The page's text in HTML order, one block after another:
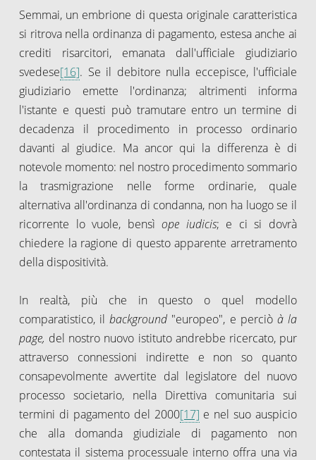
Semmai, un embrione di questa originale caratteristica
si ritrova nella ordinanza di pagamento, estesa anche ai
crediti risarcitori, emanata dall'ufficiale giudiziario
svedese[16]. Se il debitore nulla eccepisce, l'ufficiale
giudiziario emette l'ordinanza; altrimenti informa
l'istante e questi può tramutare entro un termine di
decadenza il procedimento in processo ordinario
davanti al giudice. Ma ancor qui la differenza è di
notevole momento: nel nostro procedimento sommario
la trasmigrazione nelle forme ordinarie, quale
alternativa all'ordinanza di condanna, non ha luogo se il
ricorrente lo vuole, bensìope iudicis; e ci si dovrà
chiedere la ragione di questo apparente arretramento
della dispositività.
In realtà, più che in questo o quel modello
comparatistico, ilbackground"europeo", e perciò à la
page, del nostro nuovo istituto andrebbe ricercato, pur
attraverso connessioni indirette e non so quanto
consapevolmente avvertite dal legislatore del nuovo
processo societario, nella Direttiva comunitaria sui
termini di pagamento del 2000[17] e nel suo auspicio
che alla domanda giudiziale di pagamento non
contestata il sistema processuale interno offra una via